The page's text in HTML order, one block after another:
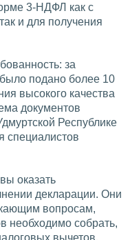
3-НДФЛ как с
и для получения
за
подано более 10
высокого качества
документов
Республике
специалистов
оказать
декларации. Они
вопросам,
необходимо собрать,
вычетов.